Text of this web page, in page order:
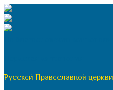
Перейти
к
содержимому
Русской Православной церкви